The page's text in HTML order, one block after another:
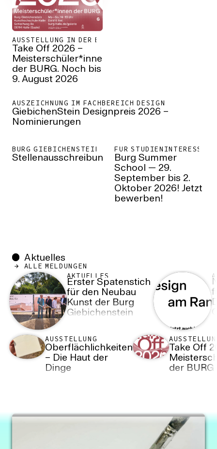
AUSSTELLUNG IN DER BURG GALERIE
Take Off 2026 –
Meisterschüler*innen
der BURG. Noch bis
9. August 2026
AUSZEICHNUNG IM FACHBEREICH DESIGN
GiebichenStein Designpreis 2026 –
Nominierungen
BURG GIEBICHENSTEIN KUNSTHOCHSCHULE HALLE
Stellenausschreibungen
FÜR
Burg Summer
School — 29.
September bis 2.
Oktober 2026! Jetzt
bewerben!
Aktuelles
ALLE MELDUNGEN
AKTUELLES
Erster Spatenstich
für den Neubau
Kunst der Burg
Giebichenstein
AUSSTELLUNG
Oberflächlichkeiten
– Die Haut der
Dinge
Take Off
der BURG